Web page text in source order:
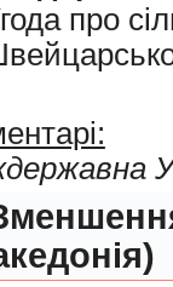
про